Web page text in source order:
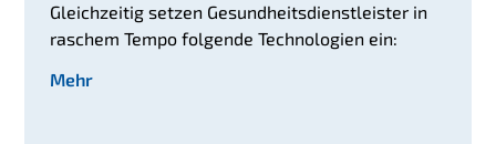
Gleichzeitig setzen Gesundheitsdienstleister in
raschem Tempo folgende Technologien ein:
Mehr